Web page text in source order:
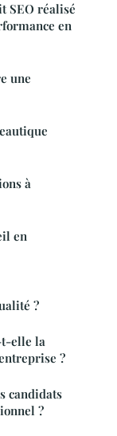
SEO réalisé
en
une
à
en
?
t-elle la
?
candidats
?